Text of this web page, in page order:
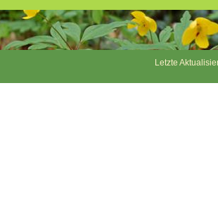
Letzte